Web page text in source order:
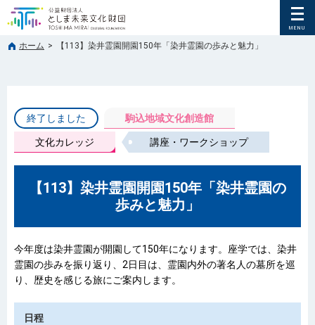
ホーム > 【113】染井霊園開園150年「染井霊園の歩みと魅力」
終了しました 駒込地域文化創造館
文化カレッジ 講座・ワークショップ
【113】染井霊園開園150年「染井霊園の
歩みと魅力」
今年度は染井霊園が開園して150年になります。座学では、染井
霊園の歩みを振り返り、2日目は、霊園内外の著名人の墓所を巡
り、歴史を感じる旅にご案内します。
日程